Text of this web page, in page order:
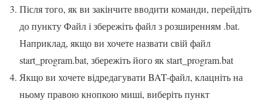
Після того, як ви закінчите вводити команди, перейдіть
до пункту Файл і збережіть файл з розширенням .bat.
Наприклад, якщо ви хочете назвати свій файл
start_program.bat, збережіть його як start_program.bat
Якщо ви хочете відредагувати BAT-файл, клацніть на
ньому правою кнопкою миші, виберіть пункт